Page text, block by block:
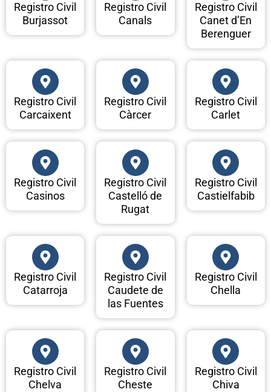
Registro Civil
Burjassot
Registro Civil
Canals
Registro Civil
Canet d’En
Berenguer
Registro Civil
Carcaixent
Registro Civil
Càrcer
Registro Civil
Carlet
Registro Civil
Casinos
Registro Civil
Castelló de
Rugat
Registro Civil
Castielfabib
Registro Civil
Catarroja
Registro Civil
Caudete de
las Fuentes
Registro Civil
Chella
Registro Civil
Chelva
Registro Civil
Cheste
Registro Civil
Chiva